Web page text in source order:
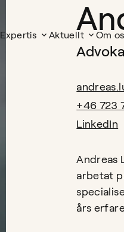
Expertis Aktuellt Om
+46 723
LinkedIn
Andreas
arbetat
års